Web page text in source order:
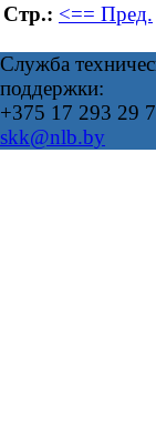
Стр.: <== Пред.
Служба
поддержки:
+375 17 293 29
skk@nlb.by